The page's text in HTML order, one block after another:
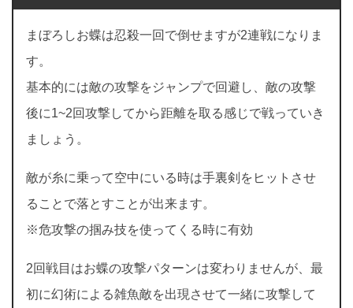
まぼろしお蝶は忍殺一回で倒せますが2連戦になりま
す。
基本的には敵の攻撃をジャンプで回避し、敵の攻撃
後に1~2回攻撃してから距離を取る感じで戦っていき
ましょう。
敵が糸に乗って空中にいる時は手裏剣をヒットさせ
ることで落とすことが出来ます。
※危攻撃の掴み技を使ってくる時に有効
2回戦目はお蝶の攻撃パターンは変わりませんが、最
初に幻術による雑魚敵を出現させて一緒に攻撃して